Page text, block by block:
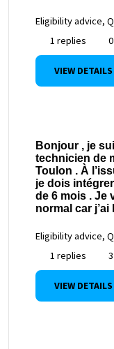
Eligibility advice,
1 replies
VIEW DETAILS
Bonjour , je
technicien de
Toulon . À
je dois
de 6 mois . Je
normal car
Eligibility advice,
1 replies
VIEW DETAILS